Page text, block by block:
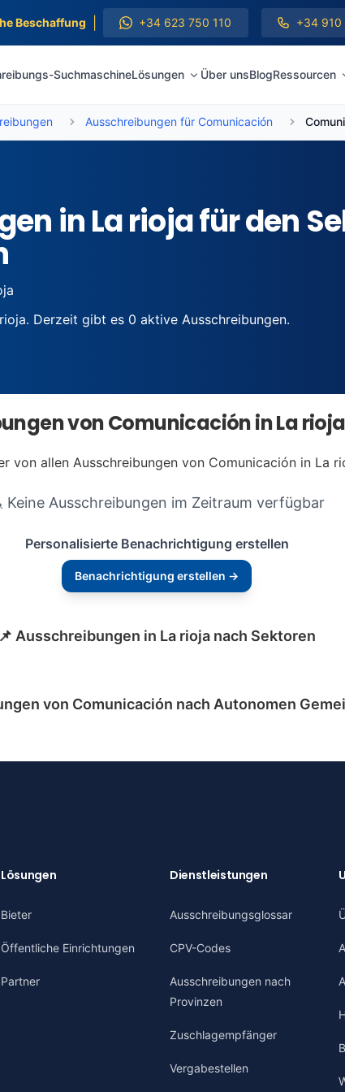
Beschaffung +34 623 750 110 +34
SuchmaschineLösungen Über unsBlogRessourcen
Ausschreibungen für Comunicación
in La rioja für den
Derzeit gibt es 0 aktive Ausschreibungen.
von Comunicación in La
von allen Ausschreibungen von Comunicación in La
Keine Ausschreibungen im Zeitraum verfügbar
Personalisierte Benachrichtigung erstellen
Benachrichtigung erstellen →
📌 Ausschreibungen in La rioja nach Sektoren
von Comunicación nach Autonomen
Lösungen
Bieter
Öffentliche Einrichtungen
Partner
Dienstleistungen
Ausschreibungsglossar
CPV-Codes
Ausschreibungen nach
Provinzen
Zuschlagempfänger
Vergabestellen